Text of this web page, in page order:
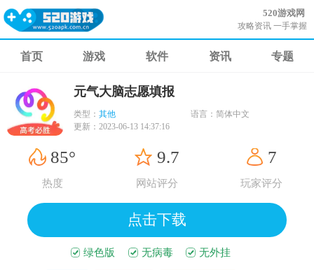
520游戏网
攻略资讯 一手掌握
首页 游戏 软件 资讯 专题
元气大脑志愿填报
类型： 其他 语言： 简体中文
更新： 2023-06-13 14:37:16
85°
热度
9.7
网站评分
7
玩家评分
点击下载
绿色版 无病毒 无外挂